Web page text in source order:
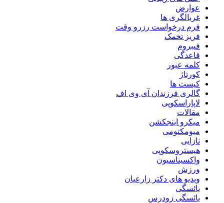
عوارض
غربالگری ها
فرم درخواست رزرو وقت
فریز تخمک
فیبروم
قاعدگی
کلمه عبور
کورتاژ
کیست ها
گالری فرزندان آی وی اف
لاپاراسکوپی
مقالات
میکرو اینجکشن
میومکتومی
نازایی
هیستروسکوپی
واکسیناسیون
ورزش
ویدیو های دکتر زارعیان
یائسگی
یائسگی زودرس